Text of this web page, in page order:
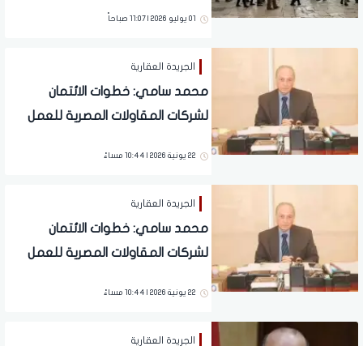
01 يوليو 2026 | 11:07 صباحاً
الجريدة العقارية
محمد سامي: خطوات الائتمان
لشركات المقاولات المصرية للعمل
22 يونية 2026 | 10:44 مساءً
الجريدة العقارية
محمد سامي: خطوات الائتمان
لشركات المقاولات المصرية للعمل
22 يونية 2026 | 10:44 مساءً
الجريدة العقارية